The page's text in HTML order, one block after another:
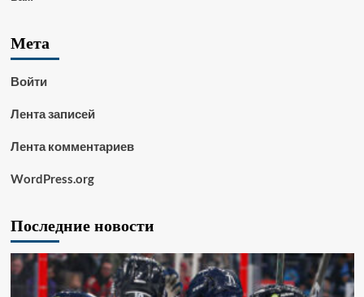
Мета
Войти
Лента записей
Лента комментариев
WordPress.org
Последние новости